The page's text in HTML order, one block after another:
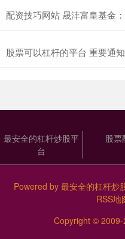
配资技巧网站 晟沣富皇基金
股票可以杠杆的平台 重要通
最安全的杠杆炒股平
台
股票
Powered by 最安全的杠杆炒
RSS地
Copyright © 2009-